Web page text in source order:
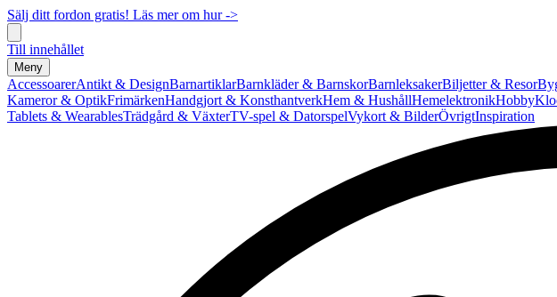
Sälj ditt fordon gratis! Läs mer om hur ->
Till innehållet
Meny
AccessoarerAntikt & DesignBarnartiklarBarnkläder & BarnskorBarnleksakerBiljetter & Resor
Kameror & OptikFrimärkenHandgjort & KonsthantverkHem & HushållHemelektronikHobby
Tablets & WearablesTrädgård & VäxterTV-spel & DatorspelVykort & BilderÖvrigtInspiration